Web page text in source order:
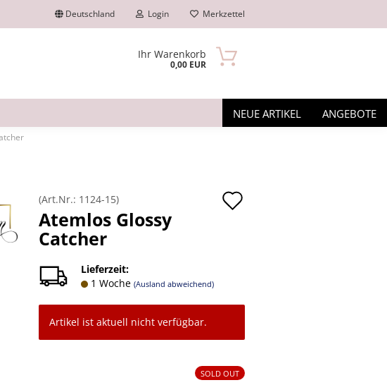
Deutschland Login
erstellen
vergessen?
Merkzettel
Ihr Warenkorb
0,00 EUR
NEUE ARTIKEL ANGEBOTE
(Art.Nr.: 1124-15)
Atemlos Glossy
Catcher
Lieferzeit:
1 Woche (Ausland abweichend)
Artikel ist aktuell nicht verfügbar.
SOLD OUT